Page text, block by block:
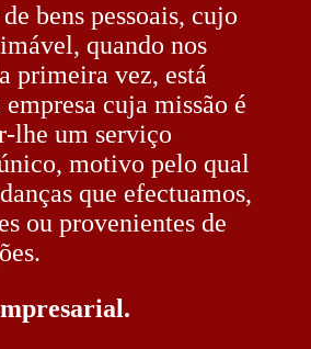
bens pessoais, cujo
quando nos
primeira vez, está
cuja missão é
lhe um serviço
motivo pelo qual
que efectuamos,
ou provenientes de